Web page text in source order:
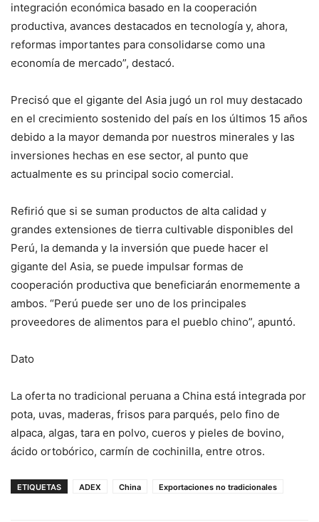
integración económica basado en la cooperación
productiva, avances destacados en tecnología y, ahora,
reformas importantes para consolidarse como una
economía de mercado”, destacó.
Precisó que el gigante del Asia jugó un rol muy destacado
en el crecimiento sostenido del país en los últimos 15 años
debido a la mayor demanda por nuestros minerales y las
inversiones hechas en ese sector, al punto que
actualmente es su principal socio comercial.
Refirió que si se suman productos de alta calidad y
grandes extensiones de tierra cultivable disponibles del
Perú, la demanda y la inversión que puede hacer el
gigante del Asia, se puede impulsar formas de
cooperación productiva que beneficiarán enormemente a
ambos. “Perú puede ser uno de los principales
proveedores de alimentos para el pueblo chino”, apuntó.
Dato
La oferta no tradicional peruana a China está integrada por
pota, uvas, maderas, frisos para parqués, pelo fino de
alpaca, algas, tara en polvo, cueros y pieles de bovino,
ácido ortobórico, carmín de cochinilla, entre otros.
ETIQUETAS ADEX China Exportaciones no tradicionales